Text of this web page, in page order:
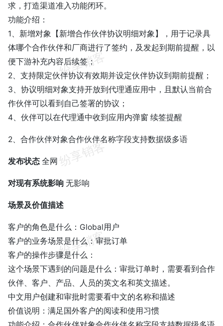
求，打造渠道准入功能闭环。
功能介绍：
1、新增对象【新增合作伙伴协议明细对象】，用于记录具
体哪个合作伙伴和厂商进行了签约，及发起到期前提醒，以
便下游补充内容后续签；
2、支持限定伙伴协议有效期并设定伙伴协议到期前提醒；
3、协议明细对象支持开放到代理通应用中，且默认当前合
作伙伴可以看到自己签署的协议；
4、伙伴可以在代理通中收到应用内弹窗 续签提醒
2、合作伙伴对象合作伙伴名称字段支持数据级多语
发布状态 全网
对现有系统影响 无影响
场景及价值描述
客户的角色是什么：Global用户
客户的业务场景是什么：审批订单
客户的操作步骤是什么：
这个场景下遇到的问题是什么：审批订单时，需要看到合作
伙伴、客户、产品、人员的英文名和英文描述。
中文用户创建和审批时需要看中文的名称和描述
价值说明：满足国外客户的阅读和使用习惯